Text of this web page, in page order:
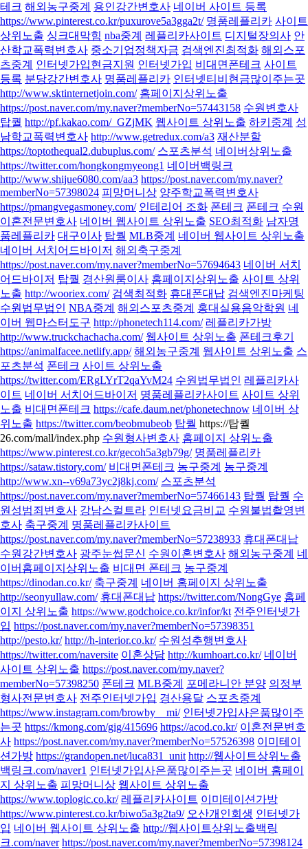
테크 해외농구중계 용인강간변호사 네이버 사이트 등록
https://www.pinterest.co.kr/puxurove5a3gga2t/ 명품레플리카 사이트
상위노출 싱크대막힘 nba중계 레플리카사이트 디지털장의사 안
산학교폭력변호사 중소기업정책자금 검색엔진최적화 해외스포
츠중계 인터넷가입현금지원 인터넷가입 비대면폰테크 사이트
등록 분당강간변호사 명품레플리카 인터넷티비현금많이주는곳
http://www.sktinternetjoin.com/ 홈페이지상위노출
https://post.naver.com/my.naver?memberNo=57443158 수원변호사
탑퀄 http://pf.kakao.com/_GZjMK 웹사이트 상위노출 하키중계 성
남학교폭력변호사 http://www.getredux.com/a3 재산분할
https://toptothequal2.dubuplus.com/ 스포츠분석 네이버상위노출
https://twitter.com/hongkongmyeong1 네이버백링크
http://www.shijue6080.com/aa3 https://post.naver.com/my.naver?
memberNo=57398024 피망머니상 양주학교폭력변호사
https://pmangvegasmoney.com/ 인테리어 조화 폰테크 폰테크 수원
이혼전문변호사 네이버 웹사이트 상위노출 SEO최적화 남자명
품레플리카 대구이사 탑퀄 MLB중계 네이버 웹사이트 상위노출
네이버 서치어드바이저 해외축구중계
https://post.naver.com/my.naver?memberNo=57694643 네이버 서치
어드바이저 탑퀄 경산원룸이사 홈페이지상위노출 사이트 상위
노출 http://wooriex.com/ 검색최적화 휴대폰대납 검색엔진마케팅
수원법무법인 NBA중계 해외스포츠중계 홍대실용음악학원 네
이버 웹마스터도구 http://phonetech114.com/ 레플리카가방
http://www.truckchachacha.com/ 웹사이트 상위노출 폰테크후기
https://animalfacee.netlify.app/ 해외농구중계 웹사이트 상위노출 스
포츠분석 폰테크 사이트 상위노출
https://twitter.com/ERgLYrT2qaYvM24 수원법무법인 레플리카사
이트 네이버 서치어드바이저 명품레플리카사이트 사이트 상위
노출 비대면폰테크 https://cafe.daum.net/phonetechnow 네이버 상
위노출 https://twitter.com/beobmubeob 탑퀄 https://탑퀄
26.com/mall/index.php 수원형사변호사 홈페이지 상위노출
https://www.pinterest.co.kr/gecoh5a3gb79g/ 명품레플리카
https://sataw.tistory.com/ 비대면폰테크 농구중계 농구중계
http://www.xn--v69a73yc2j8kj.com/ 스포츠분석
https://post.naver.com/my.naver?memberNo=57466143 탑퀄 탑퀄 수
원성범죄변호사 강남스컬트라 인터넷요금비교 수원불법촬영변
호사 축구중계 명품레플리카사이트
https://post.naver.com/my.naver?memberNo=57238933 휴대폰대납
수원강간변호사 광주눈썹문신 수원이혼변호사 해외농구중계 네
이버홈페이지상위노출 비대면 폰테크 농구중계
https://dinodan.co.kr/ 축구중계 네이버 홈페이지 상위노출
http://seonyullaw.com/ 휴대폰대납 https://twitter.com/NongGye 홈페
이지 상위노출 https://www.godchoice.co.kr/infor/kt 전주인터넷가
입 https://post.naver.com/my.naver?memberNo=57398351
http://pesto.kr/ http://h-interior.co.kr/ 수원성추행변호사
https://twitter.com/naversite 이혼상담 http://kumhoart.co.kr/ 네이버
사이트 상위노출 https://post.naver.com/my.naver?
memberNo=57398250 폰테크 MLB중계 포메라니안 분양 의정부
형사전문변호사 전주인터넷가입 경산용달 스포츠중계
https://www.instagram.com/browby__mi/ 인터넷가입사은품많이주
는곳 https://kmong.com/gig/415696 https://acod.co.kr/ 이혼전문변호
사 https://post.naver.com/my.naver?memberNo=57526398 이미테이
션가방 https://grandopen.net/luca831_unit http://웹사이트상위노출
백링크.com/naver1 인터넷가입사은품많이주는곳 네이버 홈페이
지 상위노출 피망머니상 웹사이트 상위노출
https://www.toplogic.co.kr/ 레플리카사이트 이미테이션가방
https://www.pinterest.co.kr/biwo5a3g2ta9/ 오산개인회생 인터넷가
입 네이버 웹사이트 상위노출 http://웹사이트상위노출백링
크.com/naver https://post.naver.com/my.naver?memberNo=57398124